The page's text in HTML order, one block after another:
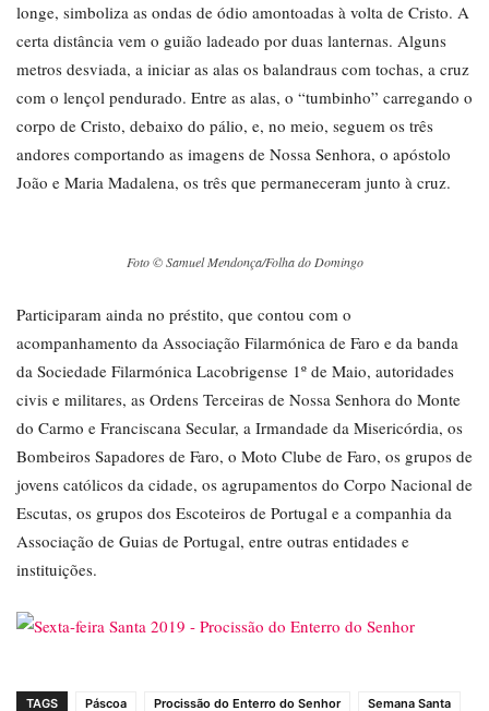
longe, simboliza as ondas de ódio amontoadas à volta de Cristo. A
certa distância vem o guião ladeado por duas lanternas. Alguns
metros desviada, a iniciar as alas os balandraus com tochas, a cruz
com o lençol pendurado. Entre as alas, o “tumbinho” carregando o
corpo de Cristo, debaixo do pálio, e, no meio, seguem os três
andores comportando as imagens de Nossa Senhora, o apóstolo
João e Maria Madalena, os três que permaneceram junto à cruz.
Foto © Samuel Mendonça/Folha do Domingo
Participaram ainda no préstito, que contou com o
acompanhamento da Associação Filarmónica de Faro e da banda
da Sociedade Filarmónica Lacobrigense 1º de Maio, autoridades
civis e militares, as Ordens Terceiras de Nossa Senhora do Monte
do Carmo e Franciscana Secular, a Irmandade da Misericórdia, os
Bombeiros Sapadores de Faro, o Moto Clube de Faro, os grupos de
jovens católicos da cidade, os agrupamentos do Corpo Nacional de
Escutas, os grupos dos Escoteiros de Portugal e a companhia da
Associação de Guias de Portugal, entre outras entidades e
instituições.
TAGS Páscoa Procissão do Enterro do Senhor Semana Santa